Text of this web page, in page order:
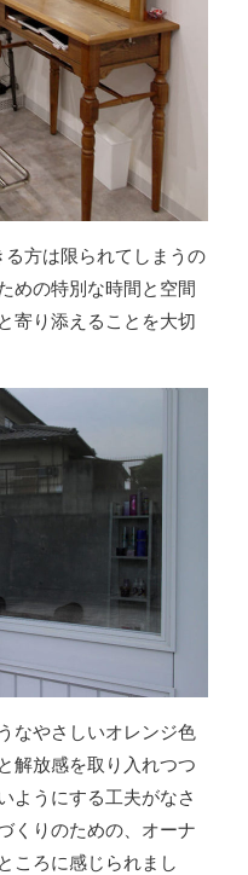
る方は限られてしまうの
めの特別な時間と空間
寄り添えることを大切
なやさしいオレンジ色
解放感を取り入れつつ
ようにする工夫がなさ
くりのための、オーナ
ころに感じられまし